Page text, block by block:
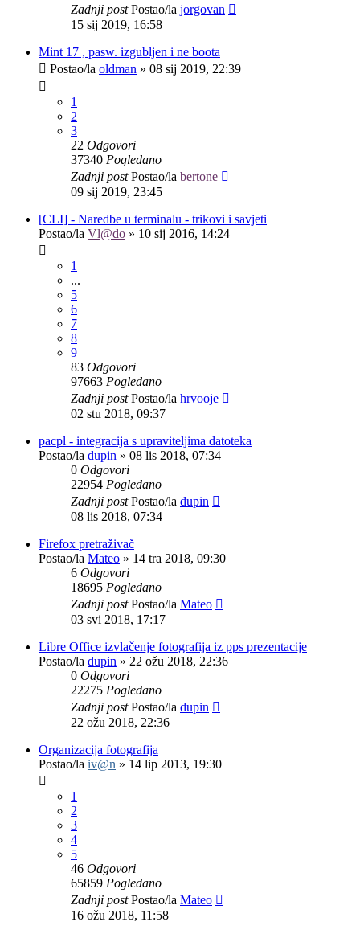
Zadnji postPostao/la jorgovan
15 sij 2019, 16:58
Mint 17 , pasw. izgubljen i ne boota
Postao/la oldman » 08 sij 2019, 22:39
1
2
3
22 Odgovori
37340 Pogledano
Zadnji postPostao/la bertone
09 sij 2019, 23:45
[CLI] - Naredbe u terminalu - trikovi i savjeti
Postao/la Vl@do » 10 sij 2016, 14:24
1
...
5
6
7
8
9
83 Odgovori
97663 Pogledano
Zadnji postPostao/la hrvooje
02 stu 2018, 09:37
pacpl - integracija s upraviteljima datoteka
Postao/la dupin » 08 lis 2018, 07:34
0 Odgovori
22954 Pogledano
Zadnji postPostao/la dupin
08 lis 2018, 07:34
Firefox pretraživač
Postao/la Mateo » 14 tra 2018, 09:30
6 Odgovori
18695 Pogledano
Zadnji postPostao/la Mateo
03 svi 2018, 17:17
Libre Office izvlačenje fotografija iz pps prezentacije
Postao/la dupin » 22 ožu 2018, 22:36
0 Odgovori
22275 Pogledano
Zadnji postPostao/la dupin
22 ožu 2018, 22:36
Organizacija fotografija
Postao/la iv@n » 14 lip 2013, 19:30
1
2
3
4
5
46 Odgovori
65859 Pogledano
Zadnji postPostao/la Mateo
16 ožu 2018, 11:58